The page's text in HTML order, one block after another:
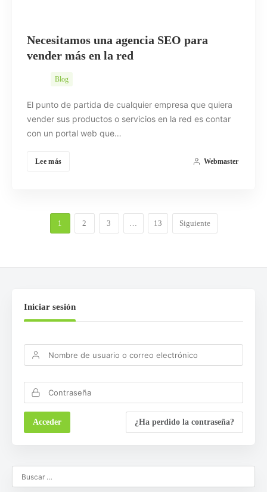
Necesitamos una agencia SEO para
vender más en la red
Blog
El punto de partida de cualquier empresa que quiera
vender sus productos o servicios en la red es contar
con un portal web que…
Lee más Webmaster
1 2 3 … 13 Siguiente
Iniciar sesión
¿Ha perdido la contraseña?